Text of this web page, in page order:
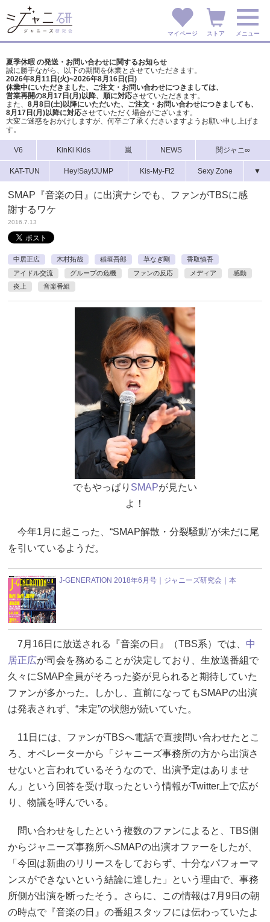
マイページ ストア メニュー
夏季休暇 の発送・お問い合わせに関するお知らせ
誠に勝手ながら、以下の期間を休業とさせていただきます。
2026年8月11日(火)~2026年8月16日(日)
休業中にいただきました、ご注文・お問い合わせにつきましては、
営業再開の8月17日(月)以降、順に対応させていただきます。
また、 8月8日(土)以降にいただいた、ご注文・ お問い合わせにつきましても、
8月17日(月)以降に対応させていただく場合がございます。
大変ご迷惑をおかけしますが、 何卒ご了承くださいますようお願い申し上げま
す。
V6 KinKi Kids 嵐 NEWS 関ジャニ∞
KAT-TUN Hey!Say!JUMP Kis-My-Ft2 Sexy Zone ▼
SMAP『音楽の日』に出演ナシでも、ファンがTBSに感
謝するワケ
2016.7.13
中居正広 木村拓哉 稲垣吾郎 草なぎ剛
香取慎吾
アイドル交流
グループの危機 ファンの反応 メディア
感動
炎上
音楽番組
でもやっぱり SMAPが見たい
よ！
今年1月に起こった、“SMAP解散・分裂騒動”が未だに尾
を引いているようだ。
J-GENERATION 2018年6月号｜ジャニーズ研究会｜本
7月16日に放送される『音楽の日』（TBS系）では、 中
居正広が司会を務めることが決定しており、生放送番組で
久々にSMAP全員がそろった姿が見られると期待していた
ファンが多かった。しかし、直前になってもSMAPの出演
は発表されず、“未定”の状態が続いていた。
11日には、ファンがTBSへ電話で直接問い合わせたとこ
ろ、オペレーターから「ジャニーズ事務所の方から出演さ
せないと言われているそうなので、出演予定はありませ
ん」という回答を受け取ったという情報がTwitter上で広が
り、物議を呼んでいる。
問い合わせをしたという複数のファンによると、TBS側
からジャニーズ事務所へSMAPの出演オファーをしたが、
「今回は新曲のリリースをしておらず、十分なパフォーマ
ンスができないという結論に達した」という理由で、事務
所側が出演を断ったそう。さらに、この情報は7月9日の朝
の時点で『音楽の日』の番組スタッフには伝わっていたよ